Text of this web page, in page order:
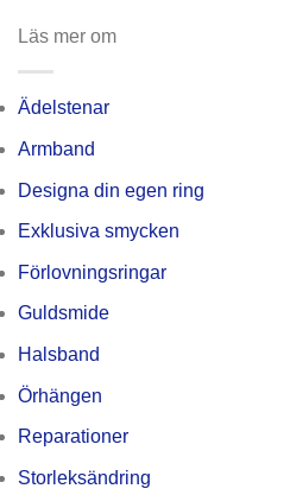
Läs mer om
Ädelstenar
Armband
Designa din egen ring
Exklusiva smycken
Förlovningsringar
Guldsmide
Halsband
Örhängen
Reparationer
Storleksändring